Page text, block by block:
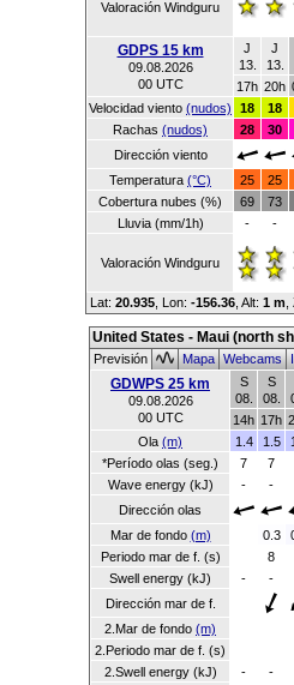
Valoración Windguru
GDPS 15 km
09.08.2026
00 UTC
J
13.
J
13.
17h 20h
Velocidad viento (nudos) 18 18
Rachas (nudos) 28 30
Dirección viento
Temperatura (°C) 25 25
Cobertura nubes (%)
69 73
Lluvia (mm/1h)
- -
Valoración Windguru
Lat: 20.935 , Lon: -156.36 Alt: 1 m
United States - Maui (north
Previsión MapaWebcams
GDWPS 25 km
09.08.2026
00 UTC
S
08.
S
08.
14h 17h
Ola (m) 1.4 1.5
*Período olas (seg.)
7 7
Wave energy (kJ)
- -
Dirección olas
Mar de fondo (m) 0.3
Periodo mar de f. (s)
8
Swell energy (kJ)
- -
Dirección mar de f.
2.Mar de fondo (m)
2.Periodo mar de f. (s)
2.Swell energy (kJ)
- -